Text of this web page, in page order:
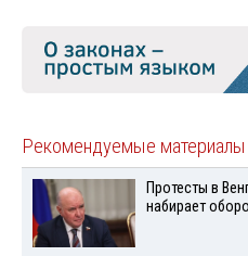
Рекомендуемые материалы
Протесты в
набирает